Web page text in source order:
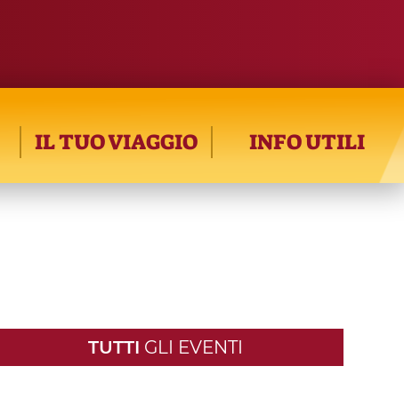
IL TUO VIAGGIO INFO UTILI
TUTTI GLI EVENTI